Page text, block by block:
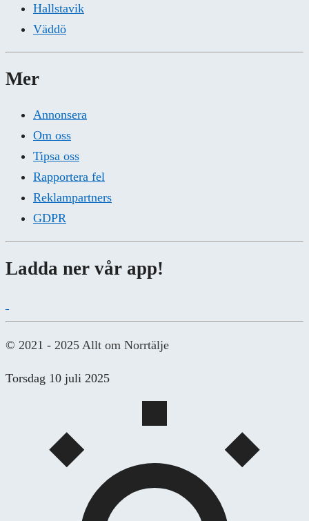
Hallstavik
Väddö
Mer
Annonsera
Om oss
Tipsa oss
Rapportera fel
Reklampartners
GDPR
Ladda ner vår app!
© 2021 - 2025 Allt om Norrtälje
Torsdag 10 juli 2025